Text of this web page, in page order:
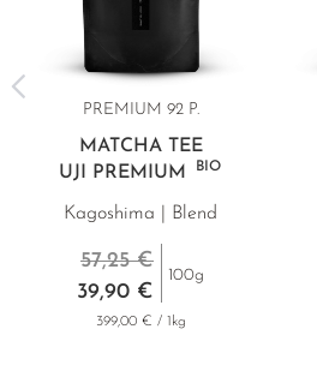
PREMIUM 92 P.
MATCHA TEE
UJI PREMIUM
BIO
Kagoshima | Blend
39,90 €
57,25 €
100g
399,00 € / 1kg